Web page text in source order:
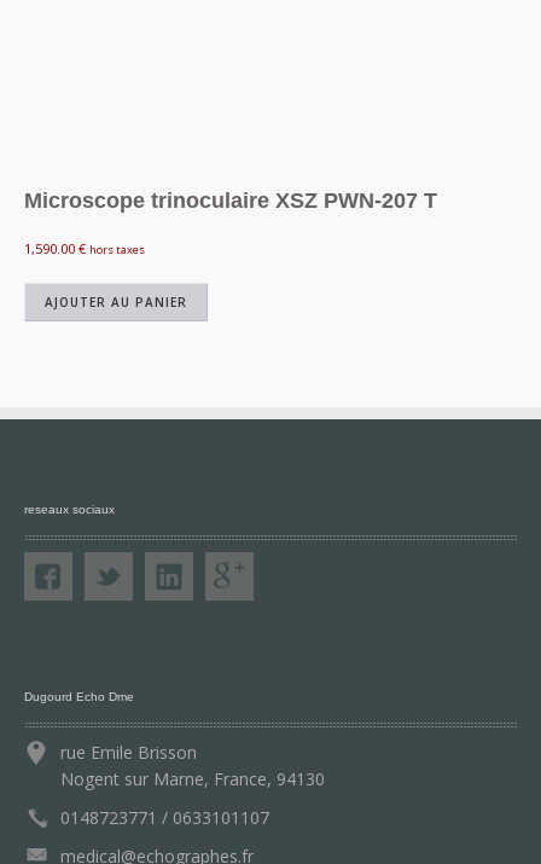
Microscope trinoculaire XSZ PWN-207 T
1,590.00 € hors taxes
AJOUTER AU PANIER
reseaux sociaux
Dugourd Echo Dme
rue Emile Brisson
Nogent sur Marne, France, 94130
0148723771 / 0633101107
medical@echographes.fr